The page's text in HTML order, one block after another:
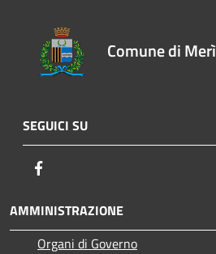
Comune di Merì
SEGUICI SU
AMMINISTRAZIONE
Organi di Governo